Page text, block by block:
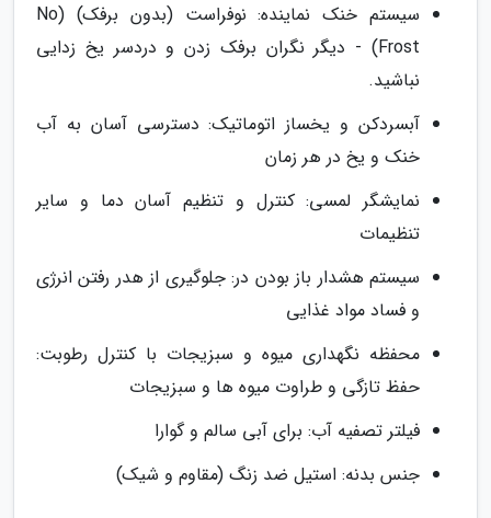
سیستم خنک نماینده: نوفراست (بدون برفک) (No
Frost) - دیگر نگران برفک زدن و دردسر یخ زدایی
نباشید.
آبسردکن و یخساز اتوماتیک: دسترسی آسان به آب
خنک و یخ در هر زمان
نمایشگر لمسی: کنترل و تنظیم آسان دما و سایر
تنظیمات
سیستم هشدار باز بودن در: جلوگیری از هدر رفتن انرژی
و فساد مواد غذایی
محفظه نگهداری میوه و سبزیجات با کنترل رطوبت:
حفظ تازگی و طراوت میوه ها و سبزیجات
فیلتر تصفیه آب: برای آبی سالم و گوارا
جنس بدنه: استیل ضد زنگ (مقاوم و شیک)